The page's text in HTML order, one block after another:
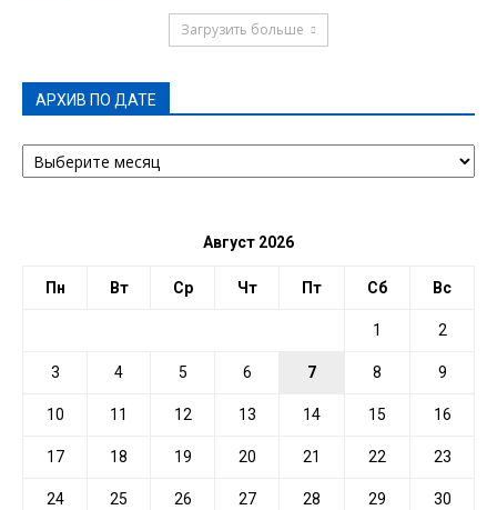
Загрузить больше
АРХИВ ПО ДАТЕ
АРХИВ
ПО
Август 2026
Пн Вт Ср Чт Пт Сб Вс
1 2
3 4 5 6 7 8 9
10 11 12 13 14 15 16
17 18 19 20 21 22 23
24 25 26 27 28 29 30